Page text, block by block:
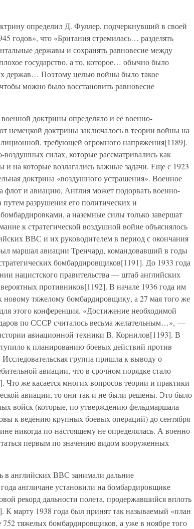
определил Д. Фуллер, подчеркнувший в своей
годов», что «Британия стремилась… разделять
державы и сохранять равновесие между
государство, а то, которое… обычно было
держав… Поэтому целью войны было такое
можно было восстановить равновесие
доктрины определяло и ее военно-
немецкой доктрины заключалось в теории войны на
требующей огромного напряжения[1189].
силах, которые рассматривались как
и на которые возлагались важные задачи. Еще с 1923
доктрина «воздушного устрашения». Военное
флот и авиацию, Англия может подорвать военно-
разрушения его политических и
а наземные силы только завершат
к стратегической воздушной войне объяснялось
ВВС и их руководителем в период с окончания
маршал авиации Тренчард, командовавший в годы
бомбардировщиков[1191]. До 1933 года
нацистского правительства — штаб английских
противников[1192]. В начале 1936 года им
новому тяжелому бомбардировщику, а 27 мая того же
этого конференция. «Достижение необходимой
по СССР считалось весьма желательным…», —
авиационной техники В. Корнилов[1193]. В
к планированию боевых действий против
группа пришла к выводу о
авиации, что в срочном порядке стало
Что же касается многих вопросов теории и практики
авиации, то они так и не были решены. Это было
войск (которые, по утверждению фельдмаршала
к ведению крупных боевых операций) до сентября
никогда по-настоящему не определялась. А военно-
первым по значению видом вооруженных
в английских ВВС занимали дальние
англичане установили на бомбардировщике
рекорд дальности полета, продержавшийся вплоть
марту 1938 года был принят так называемый «план
тяжелых бомбардировщиков, а уже в ноябре того